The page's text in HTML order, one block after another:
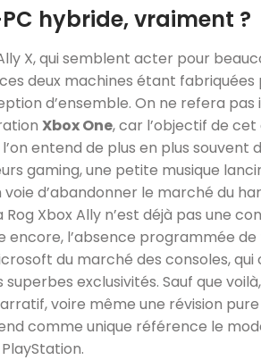
hybride, vraiment ?
X, qui semblent acter pour
deux machines étant fabriquées
d’ensemble. On ne refera pas
Xbox One, car l’objectif de
entend de plus en plus souvent
gaming, une petite musique
voie d’abandonner le marché du
Xbox Ally n’est déjà pas une
encore, l’absence programmée
du marché des consoles, qui
exclusivités. Sauf que
voire même une révision
comme unique référence le